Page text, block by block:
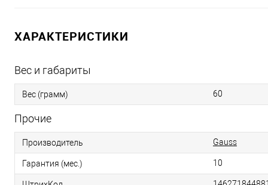
ХАРАКТЕРИСТИКИ
Вес и габариты
Вес (грамм) 60
Прочие
Производитель Gauss
Гарантия (мес.) 10